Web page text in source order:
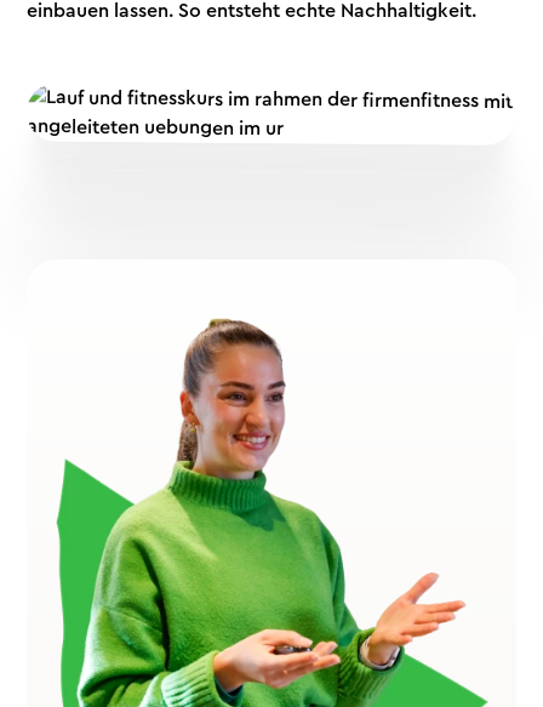
einbauen lassen. So entsteht echte Nachhaltigkeit.